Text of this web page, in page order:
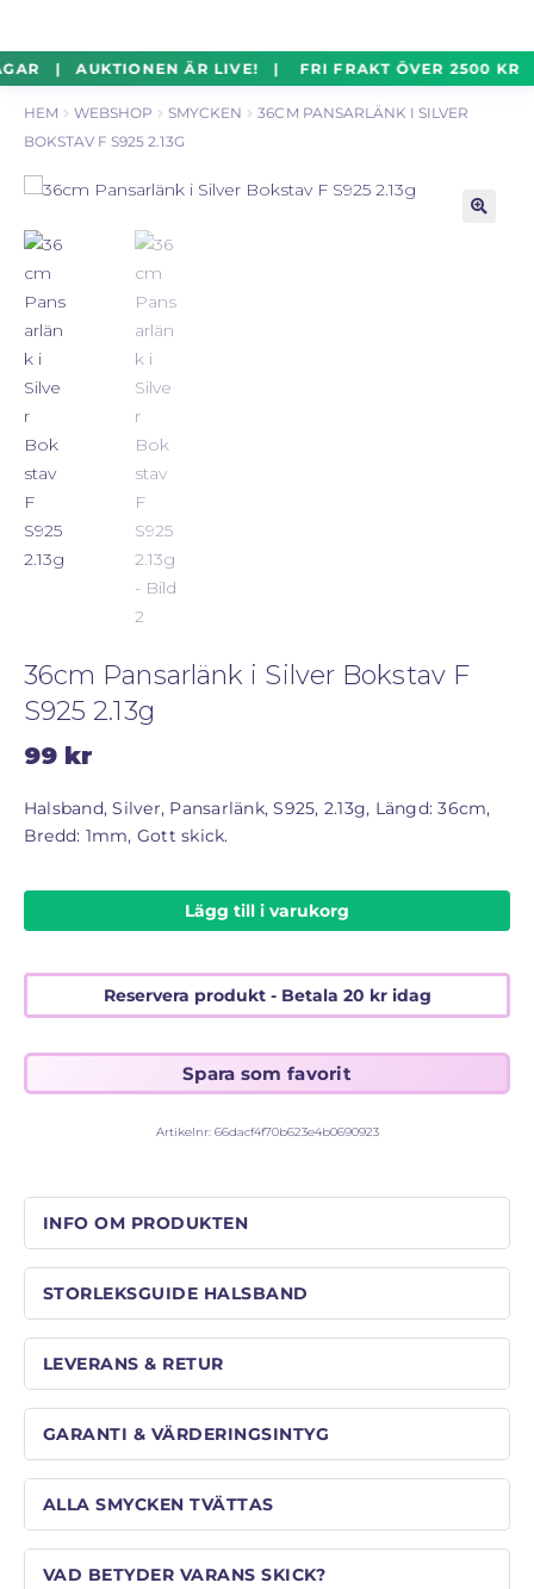
Hoppa
till
navigering
Hoppa
till
innehåll
| AUKTIONEN ÄR LIVE! | FRI FRAKT ÖVER
Silverföremål
Mynt
Auktioner Online
Mitt Konto
Vill du sälja? – Till Pantbanken
ALLMÄNNA VILLKOR
STORLEKSGUIDE FÖR RINGAR
SÅ FUNGERAR KÖP MED PANTLÅN
HEM WEBSHOP SMYCKEN
36CM PANSARLÄNK I SILVER
BOKSTAV F S925 2.13G
36cm Pansarlänk i Silver Bokstav F
S925 2.13g
99 kr
Halsband, Silver, Pansarlänk, S925, 2.13g, Längd: 36cm,
Bredd: 1mm, Gott skick.
Lägg till i varukorg
Reservera produkt - Betala 20 kridag
Artikelnr: 66dacf4f70b623e4b0690923
INFO OM PRODUKTEN
STORLEKSGUIDE HALSBAND
LEVERANS & RETUR
GARANTI & VÄRDERINGSINTYG
ALLA SMYCKEN TVÄTTAS
VAD BETYDER VARANS SKICK?